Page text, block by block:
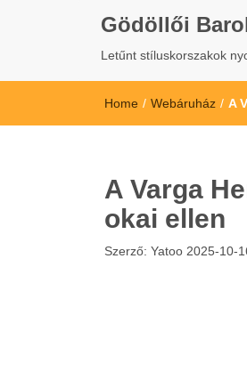
Gödöllői
Letűnt stíluskorszakok
Home / Webáruház / A
A Varga
okai ellen
Szerző: Yatoo 2025-10-